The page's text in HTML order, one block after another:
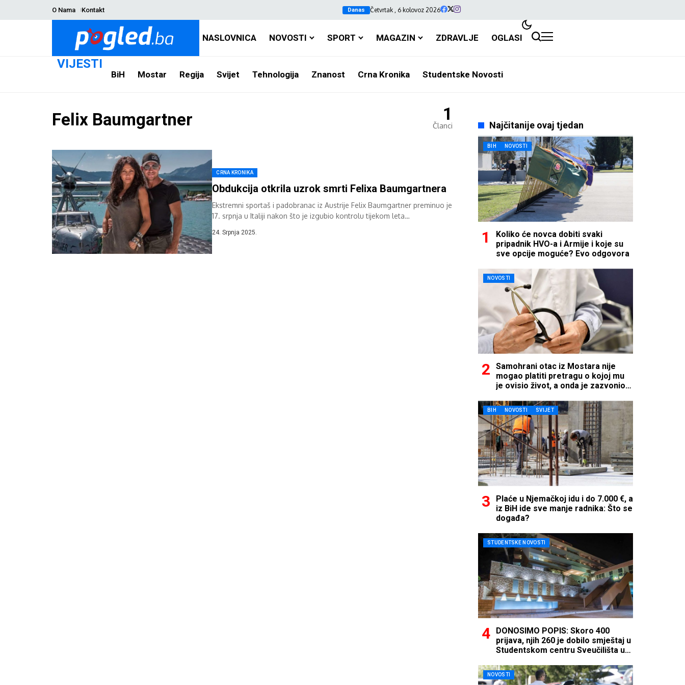
O Nama Kontakt Danas Četvrtak , 6 kolovoz 2026
NASLOVNICA NOVOSTI SPORT MAGAZIN ZDRAVLJE OGLASI
VIJESTI
BiH Mostar Regija Svijet Tehnologija Znanost Crna Kronika Studentske Novosti
Felix Baumgartner 1
Članci
CRNA KRONIKA
Obdukcija otkrila uzrok smrti Felixa Baumgartnera
Ekstremni sportaš i padobranac iz Austrije Felix Baumgartner preminuo je
17. srpnja u Italiji nakon što je izgubio kontrolu tijekom leta
24. Srpnja 2025.
Najčitanije ovaj tjedan
BIH NOVOSTI
Koliko će novca dobiti svaki
pripadnik HVO-a i Armije i koje su
sve opcije moguće? Evo odgovora
NOVOSTI
Samohrani otac iz Mostara nije
mogao platiti pretragu o kojoj mu
je ovisio život, a onda je zazvonio
BIH NOVOSTI SVIJET
Plaće u Njemačkoj idu i do 7.000 €, a
iz BiH ide sve manje radnika: Što se
događa?
STUDENTSKE NOVOSTI
DONOSIMO POPIS: Skoro 400
prijava, njih 260 je dobilo smještaj u
Studentskom centru Sveučilišta u
NOVOSTI